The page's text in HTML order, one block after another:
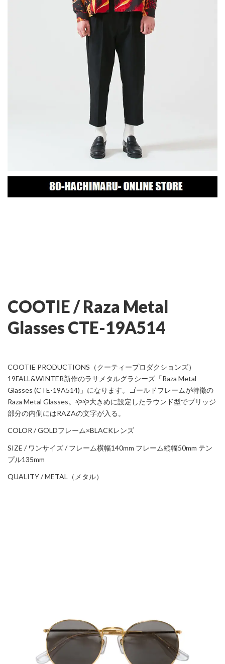
COOTIE / Raza Metal
Glasses CTE-19A514
COOTIE PRODUCTIONS（クーティープロダクションズ）
19FALL&WINTER新作のラサメタルグラシーズ「Raza Metal
Glasses (CTE-19A514)」になります。ゴールドフレームが特徴の
Raza Metal Glasses。やや大きめに設定したラウンド型でブリッジ
部分の内側にはRAZAの文字が入る。
COLOR / GOLDフレーム×BLACKレンズ
SIZE / ワンサイズ / フレーム横幅140mm フレーム縦幅50mm テン
プル135mm
QUALITY / METAL（メタル）